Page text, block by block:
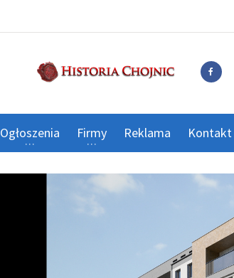
Ogłoszenia Firmy Reklama Kontakt